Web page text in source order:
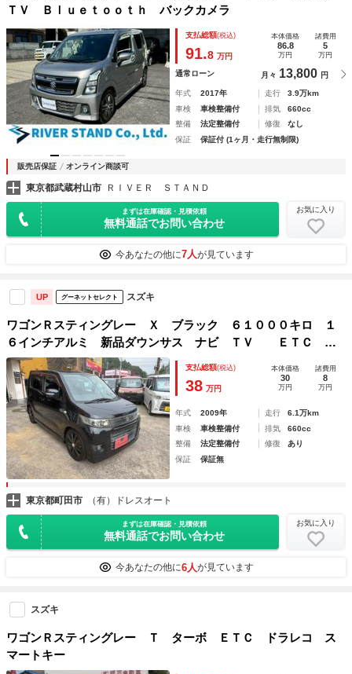
ＴＶ Ｂｌｕｅｔｏｏｔｈ バックカメラ
支払総額(税込)
91.8 万円
本体価格
86.8
万円
諸費用
5
万円
通常ローン 月々 13,800 円
年式 2017年 走行
3.9万km
車検
車検整備付 排気
660cc
整備
法定整備付 修復
なし
保証
保証付 (1ヶ月・走行無制限)
販売店保証 オンライン商談可
東京都武蔵村山市 ＲＩＶＥＲ ＳＴＡＮＤ
まずは在庫確認・見積依頼
無料通話でお問い合わせ
お気に入り
今あなたの他に7人が見ています
UP グーネットセレクト スズキ
ワゴンＲスティングレー Ｘ ブラック ６１０００キロ １
６インチアルミ 新品ダウンサス ナビ ＴＶ ＥＴＣ ス
マートキー ＨＩＤライト
支払総額(税込)
38 万円
本体価格
30
万円
諸費用
8
万円
年式 2009年 走行
6.1万km
車検
車検整備付 排気
660cc
整備
法定整備付 修復
あり
保証
保証無
東京都町田市 （有）ドレスオート
まずは在庫確認・見積依頼
無料通話でお問い合わせ
お気に入り
今あなたの他に6人が見ています
スズキ
ワゴンＲスティングレー Ｔ ターボ ＥＴＣ ドラレコ ス
マートキー